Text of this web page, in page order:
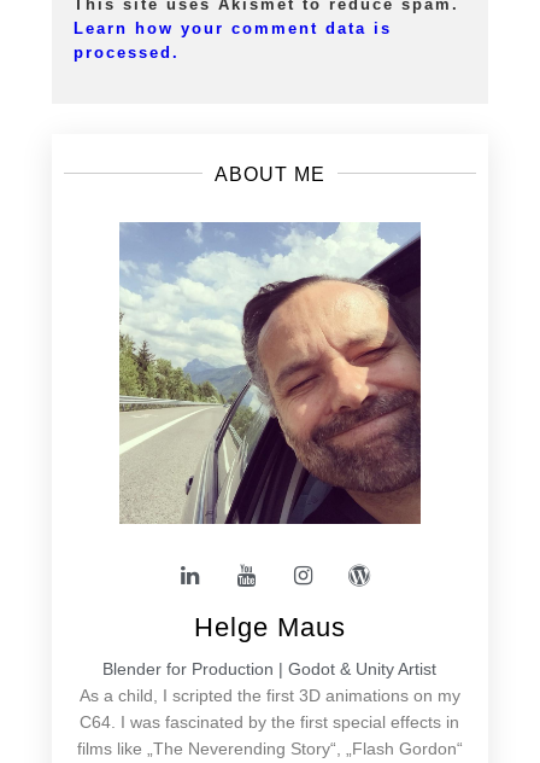
This site uses Akismet to reduce spam.
Learn how your comment data is
processed.
ABOUT ME
Helge Maus
Blender for Production | Godot & Unity Artist
As a child, I scripted the first 3D animations on my
C64. I was fascinated by the first special effects in
films like „The Neverending Story“, „Flash Gordon“